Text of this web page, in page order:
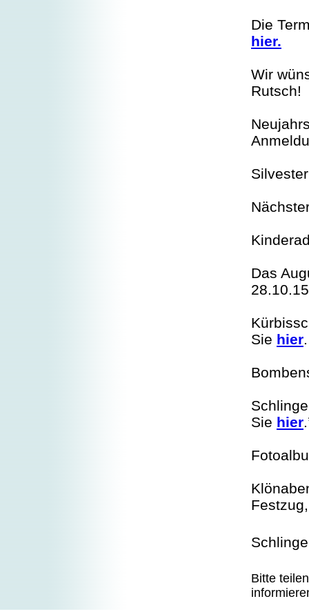
Die
hier.
Wir
Rutsch!
Das
Sie hier.
Sie hier
Bitte